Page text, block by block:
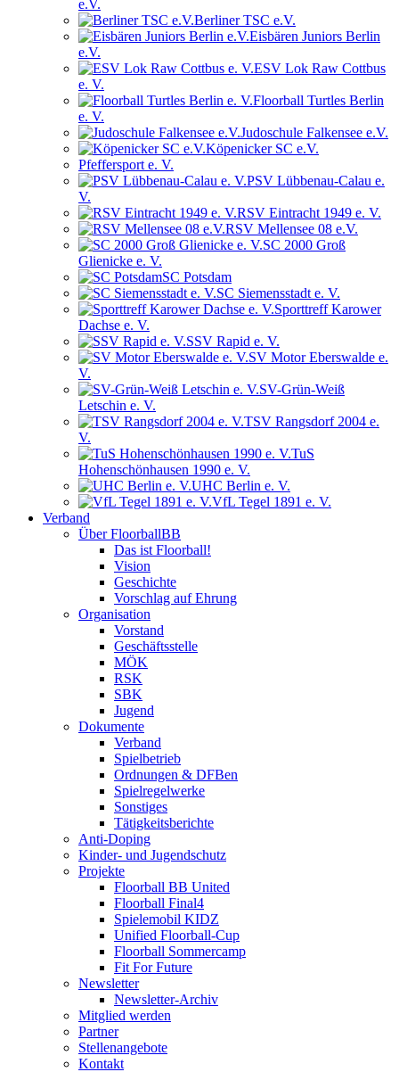
e.V.
Berliner TSC e.V.
Eisbären Juniors Berlin
e.V.
ESV Lok Raw Cottbus
e. V.
Floorball Turtles Berlin
e. V.
Judoschule Falkensee e.V.
Köpenicker SC e.V.
Pfeffersport e. V.
PSV Lübbenau-Calau e.
V.
RSV Eintracht 1949 e. V.
RSV Mellensee 08 e.V.
SC 2000 Groß
Glienicke e. V.
SC Potsdam
SC Siemensstadt e. V.
Sporttreff Karower
Dachse e. V.
SSV Rapid e. V.
SV Motor Eberswalde e.
V.
SV-Grün-Weiß
Letschin e. V.
TSV Rangsdorf 2004 e.
V.
TuS
Hohenschönhausen 1990 e. V.
UHC Berlin e. V.
VfL Tegel 1891 e. V.
Verband
Über FloorballBB
Das ist Floorball!
Vision
Geschichte
Vorschlag auf Ehrung
Organisation
Vorstand
Geschäftsstelle
MÖK
RSK
SBK
Jugend
Dokumente
Verband
Spielbetrieb
Ordnungen & DFBen
Spielregelwerke
Sonstiges
Tätigkeitsberichte
Anti-Doping
Kinder- und Jugendschutz
Projekte
Floorball BB United
Floorball Final4
Spielemobil KIDZ
Unified Floorball-Cup
Floorball Sommercamp
Fit For Future
Newsletter
Newsletter-Archiv
Mitglied werden
Partner
Stellenangebote
Kontakt